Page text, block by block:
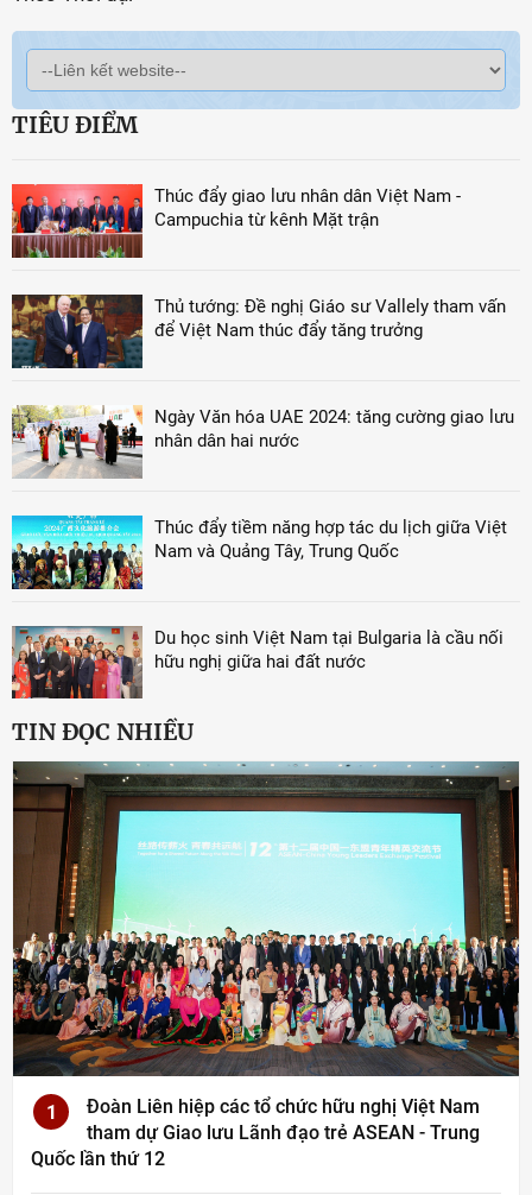
TIÊU ĐIỂM
Thúc đẩy giao lưu nhân dân Việt Nam -
Campuchia từ kênh Mặt trận
Thủ tướng: Đề nghị Giáo sư Vallely tham vấn
để Việt Nam thúc đẩy tăng trưởng
Ngày Văn hóa UAE 2024: tăng cường giao lưu
nhân dân hai nước
Thúc đẩy tiềm năng hợp tác du lịch giữa Việt
Nam và Quảng Tây, Trung Quốc
Du học sinh Việt Nam tại Bulgaria là cầu nối
hữu nghị giữa hai đất nước
TIN ĐỌC NHIỀU
1
Đoàn Liên hiệp các tổ chức hữu nghị Việt Nam
tham dự Giao lưu Lãnh đạo trẻ ASEAN - Trung
Quốc lần thứ 12